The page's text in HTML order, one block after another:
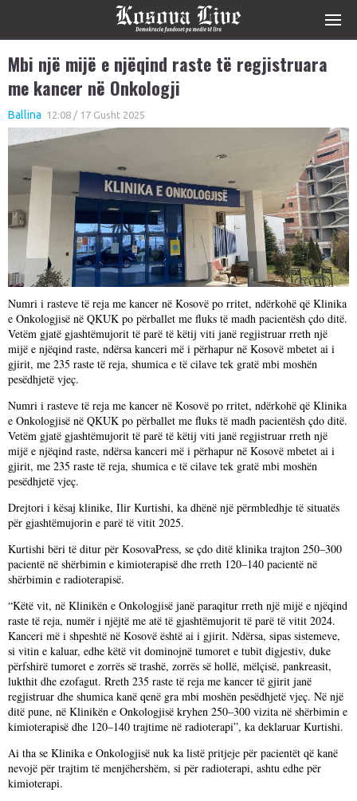
Mbi një mijë e njëqind raste të regjistruara
me kancer në Onkologji
Ballina 12:08 / 17 Gusht 2025
Numri i rasteve të reja me kancer në Kosovë po rritet, ndërkohë që Klinika
e Onkologjisë në QKUK po përballet me fluks të madh pacientësh çdo ditë.
Vetëm gjatë gjashtëmujorit të parë të këtij viti janë regjistruar rreth një
mijë e njëqind raste, ndërsa kanceri më i përhapur në Kosovë mbetet ai i
gjirit, me 235 raste të reja, shumica e të cilave tek gratë mbi moshën
pesëdhjetë vjeç.
Numri i rasteve të reja me kancer në Kosovë po rritet, ndërkohë që Klinika
e Onkologjisë në QKUK po përballet me fluks të madh pacientësh çdo ditë.
Vetëm gjatë gjashtëmujorit të parë të këtij viti janë regjistruar rreth një
mijë e njëqind raste, ndërsa kanceri më i përhapur në Kosovë mbetet ai i
gjirit, me 235 raste të reja, shumica e të cilave tek gratë mbi moshën
pesëdhjetë vjeç.
Drejtori i kësaj klinike, Ilir Kurtishi, ka dhënë një përmbledhje të situatës
për gjashtëmujorin e parë të vitit 2025.
Kurtishi bëri të ditur për KosovaPress, se çdo ditë klinika trajton 250–300
pacientë në shërbimin e kimioterapisë dhe rreth 120–140 pacientë në
shërbimin e radioterapisë.
“Këtë vit, në Klinikën e Onkologjisë janë paraqitur rreth një mijë e njëqind
raste të reja, numër i njëjtë me atë të gjashtëmujorit të parë të vitit 2024.
Kanceri më i shpeshtë në Kosovë është ai i gjirit. Ndërsa, sipas sistemeve,
si vitin e kaluar, edhe këtë vit dominojnë tumoret e tubit digjestiv, duke
përfshirë tumoret e zorrës së trashë, zorrës së hollë, mëlçisë, pankreasit,
lukthit dhe ezofagut. Rreth 235 raste të reja me kancer të gjirit janë
regjistruar dhe shumica kanë qenë gra mbi moshën pesëdhjetë vjeç. Në një
ditë pune, në Klinikën e Onkologjisë kryhen 250–300 vizita në shërbimin e
kimioterapisë dhe 120–140 trajtime në radioterapi”, ka deklaruar Kurtishi.
Ai tha se Klinika e Onkologjisë nuk ka listë pritjeje për pacientët që kanë
nevojë për trajtim të menjëhershëm, si për radioterapi, ashtu edhe për
kimioterapi.